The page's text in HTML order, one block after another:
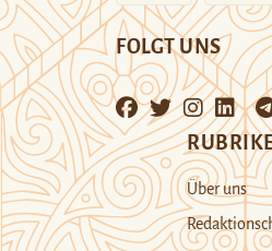
FOLGT UNS
Über uns